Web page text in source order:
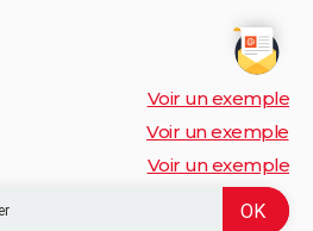
Voir un exemple
Voir un exemple
Voir un exemple